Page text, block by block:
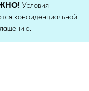
Условия
конфиденциальной